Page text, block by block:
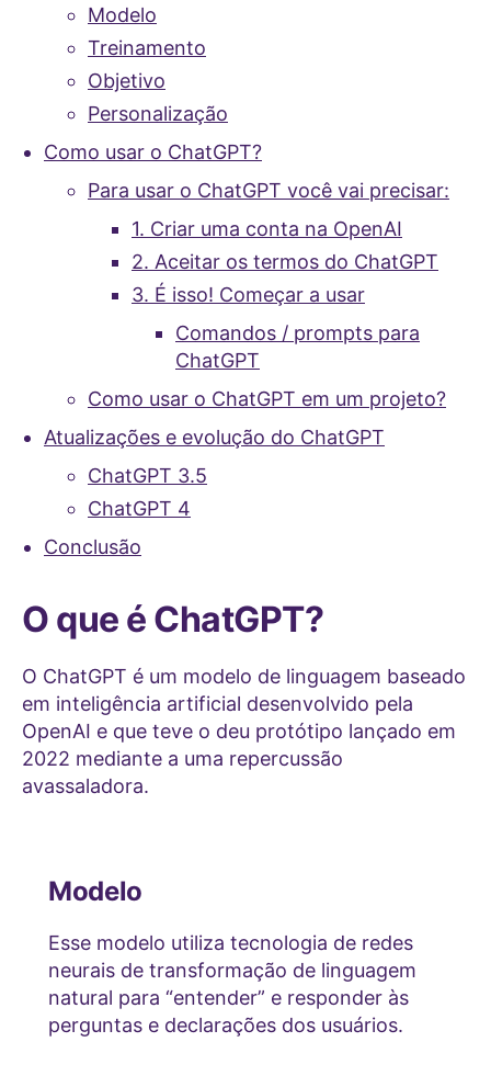
Modelo
Treinamento
Objetivo
Personalização
Como usar o ChatGPT?
Para usar o ChatGPT você vai precisar:
1. Criar uma conta na OpenAI
2. Aceitar os termos do ChatGPT
3. É isso! Começar a usar
Comandos / prompts para
ChatGPT
Como usar o ChatGPT em um projeto?
Atualizações e evolução do ChatGPT
ChatGPT 3.5
ChatGPT 4
Conclusão
O que é ChatGPT?
O ChatGPT é um modelo de linguagem baseado
em inteligência artificial desenvolvido pela
OpenAI e que teve o deu protótipo lançado em
2022 mediante a uma repercussão
avassaladora.
Modelo
Esse modelo utiliza tecnologia de redes
neurais de transformação de linguagem
natural para “entender” e responder às
perguntas e declarações dos usuários.